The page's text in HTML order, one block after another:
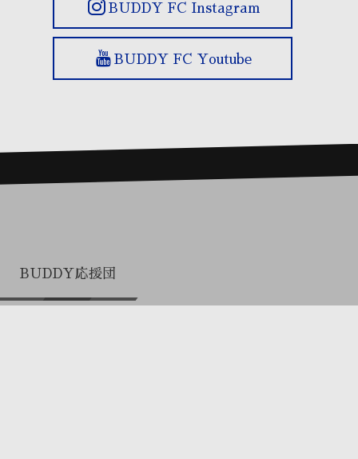
BUDDY FC Instagram
BUDDY FC Youtube
BUDDY応援団